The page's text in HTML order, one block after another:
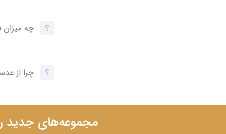
چه
چرا از
مجموعه‌های جدید